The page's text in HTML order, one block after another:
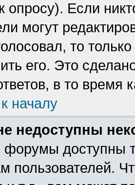
опросу). Если
могут
то
его. Это
в то время
началу
недоступны
форумы доступны
пользователей.